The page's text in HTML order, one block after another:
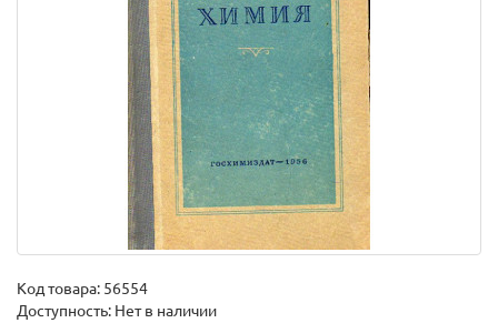
Код товара: 56554
Доступность: Нет в наличии